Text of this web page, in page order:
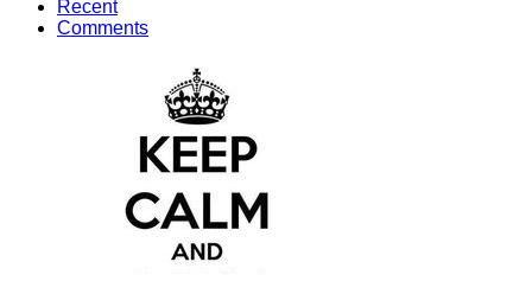
Recent
Comments